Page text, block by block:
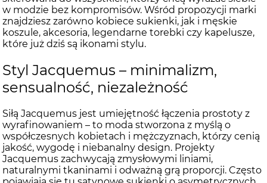
w modzie bez kompromisów. Wśród propozycji marki
znajdziesz zarówno kobiece sukienki, jak i męskie
koszule, akcesoria, legendarne torebki czy kapelusze,
które już dziś są ikonami stylu.
Styl Jacquemus – minimalizm,
sensualność, niezależność
Siłą Jacquemus jest umiejętność łączenia prostoty z
wyrafinowaniem – to moda stworzona z myślą o
współczesnych kobietach i mężczyznach, którzy cenią
jakość, wygodę i niebanalny design. Projekty
Jacquemus zachwycają zmysłowymi liniami,
naturalnymi tkaninami i odważną grą proporcji. Często